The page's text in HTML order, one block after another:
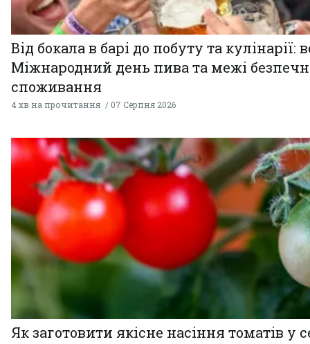
Від бокала в барі до побуту та кулінарії:
Міжнародний день пива та межі
споживання
4 хв на прочитання 07 Серпня 2026
Як заготовити якісне насіння томатів у